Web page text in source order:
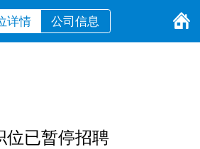
详情 公司信息
位已暂停招聘